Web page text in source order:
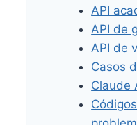
API
API de
API de
Casos
Claude